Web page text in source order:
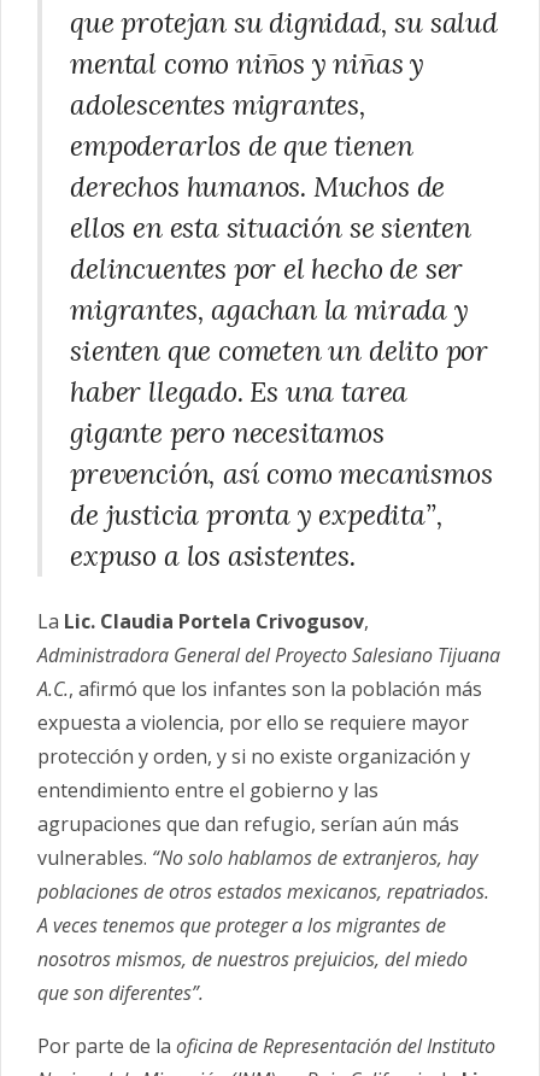
que protejan su dignidad, su salud
mental como niños y niñas y
adolescentes migrantes,
empoderarlos de que tienen
derechos humanos. Muchos de
ellos en esta situación se sienten
delincuentes por el hecho de ser
migrantes, agachan la mirada y
sienten que cometen un delito por
haber llegado. Es una tarea
gigante pero necesitamos
prevención, así como mecanismos
de justicia pronta y expedita”,
expuso a los asistentes.
La Lic. Claudia Portela Crivogusov,
Administradora General del Proyecto Salesiano Tijuana
A.C., afirmó que los infantes son la población más
expuesta a violencia, por ello se requiere mayor
protección y orden, y si no existe organización y
entendimiento entre el gobierno y las
agrupaciones que dan refugio, serían aún más
vulnerables. “No solo hablamos de extranjeros, hay
poblaciones de otros estados mexicanos, repatriados.
A veces tenemos que proteger a los migrantes de
nosotros mismos, de nuestros prejuicios, del miedo
que son diferentes”.
Por parte de la oficina de Representación del Instituto